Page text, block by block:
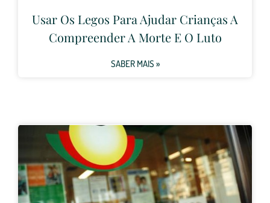
Usar Os Legos Para Ajudar Crianças A
Compreender A Morte E O Luto
SABER MAIS »